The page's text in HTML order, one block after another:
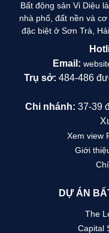
Bất động sản Vi Diệu
nhà phố, đất nền và
đặc biệt ở Sơn Trà,
Email:
Trụ sở: 484-486
Chi nhánh: 37-39
Xem view
Giới
DỰ ÁN
The
Capital